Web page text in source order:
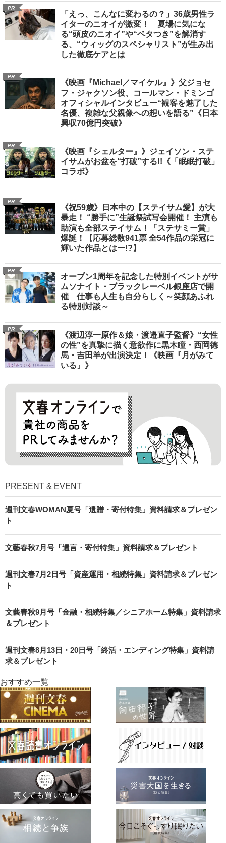
PR
「えっ、こんなに変わるの？」36歳男性ラ
イターのニオイが激変！ 夏場に気にな
る“頭皮のニオイ”や“ベタつき”を解消す
る、“ウィッグのスペシャリスト”が生み出
した徹底ケアとは
PR
《映画『Michael／マイケル』》父ジョセ
フ・ジャクソン役、コールマン・ドミンゴ
オフィシャルインタビュー“観客を魅了した
名優、複雑な父親像への想いを語る”《日本
興収70億円突破》
PR
《映画『シェルター』》ジェイソン・ステ
イサムがお盆を“打破”する!!《「眠眠打破」
コラボ》
PR
《祝59歳》日本中の【ステイサム愛】が大
暴走！ “勝手に”生誕祭試写会開催！ 主演も
助演も全部ステイサム！「ステサミー賞」
爆誕！【応募総数941票 全54作品の栄冠に
輝いた作品とはー!?】
PR
オープン1周年を記念した特別イベントがサ
ムソナイト・ブラックレーベル銀座店で開
催 仕事も人生も自分らしく～笑顔あふれ
る特別対談～
PR
《渡辺淳一原作＆娘・渡邉直子監督》“女性
の性”を真摯に描く意欲作に黒木瞳・西岡德
馬・吉田羊が出演決定！《映画『月がみて
いる』》
PRESENT & EVENT
週刊文春WOMAN夏号「遺贈・寄付特集」資料請求＆プレゼン
ト
文藝春秋7月号「遺言・寄付特集」資料請求＆プレゼント
週刊文春7月2日号「資産運用・相続特集」資料請求＆プレゼン
ト
文藝春秋9月号「金融・相続特集／シニアホーム特集」資料請求
＆プレゼント
週刊文春8月13日・20日号「終活・エンディング特集」資料請
求＆プレゼント
おすすめ一覧